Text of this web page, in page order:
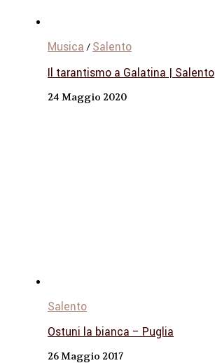
Musica/Salento
Il tarantismo a Galatina | Salento
24 Maggio 2020
Salento
Ostuni la bianca – Puglia
26 Maggio 2017